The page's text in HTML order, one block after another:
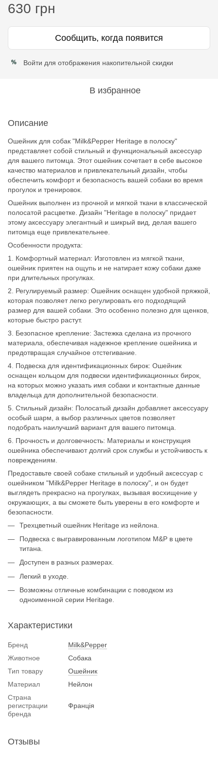
630 грн
Сообщить, когда появится
% Войти для отображения накопительной скидки
В избранное
Описание
Ошейник для собак "Milk&Pepper Heritage в полоску"
представляет собой стильный и функциональный аксессуар
для вашего питомца. Этот ошейник сочетает в себе высокое
качество материалов и привлекательный дизайн, чтобы
обеспечить комфорт и безопасность вашей собаки во время
прогулок и тренировок.
Ошейник выполнен из прочной и мягкой ткани в классической
полосатой расцветке. Дизайн "Heritage в полоску" придает
этому аксессуару элегантный и шикрый вид, делая вашего
питомца еще привлекательнее.
Особенности продукта:
1. Комфортный материал: Изготовлен из мягкой ткани,
ошейник приятен на ощупь и не натирает кожу собаки даже
при длительных прогулках.
2. Регулируемый размер: Ошейник оснащен удобной пряжкой,
которая позволяет легко регулировать его подходящий
размер для вашей собаки. Это особенно полезно для щенков,
которые быстро растут.
3. Безопасное крепление: Застежка сделана из прочного
материала, обеспечивая надежное крепление ошейника и
предотвращая случайное отстегивание.
4. Подвеска для идентификационных бирок: Ошейник
оснащен кольцом для подвески идентификационных бирок,
на которых можно указать имя собаки и контактные данные
владельца для дополнительной безопасности.
5. Стильный дизайн: Полосатый дизайн добавляет аксессуару
особый шарм, а выбор различных цветов позволяет
подобрать наилучший вариант для вашего питомца.
6. Прочность и долговечность: Материалы и конструкция
ошейника обеспечивают долгий срок службы и устойчивость к
повреждениям.
Предоставьте своей собаке стильный и удобный аксессуар с
ошейником "Milk&Pepper Heritage в полоску", и он будет
выглядеть прекрасно на прогулках, вызывая восхищение у
окружающих, а вы сможете быть уверены в его комфорте и
безопасности.
Трехцветный ошейник Heritage из нейлона.
Подвеска с выгравированным логотипом M&P в цвете
титана.
Доступен в разных размерах.
Легкий в уходе.
Возможны отличные комбинации с поводком из
одноименной серии Heritage.
Характеристики
Бренд
Milk&Pepper
Животное
Собака
Тип товару
Ошейник
Материал
Нейлон
Страна
регистрации
бренда
Франція
Отзывы